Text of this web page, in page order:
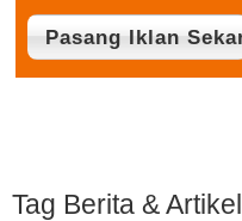
Tag Berita & Artikel